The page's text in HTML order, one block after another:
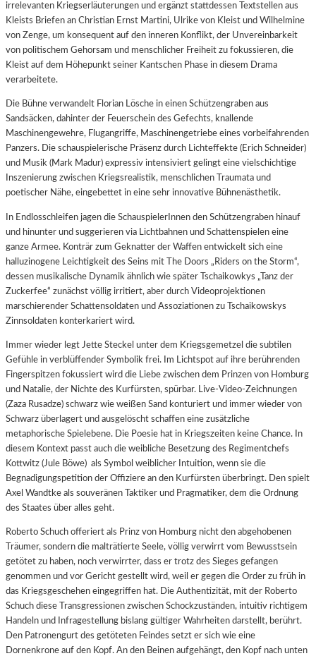
irrelevanten Kriegserläuterungen und ergänzt stattdessen Textstellen aus
Kleists Briefen an Christian Ernst Martini, Ulrike von Kleist und Wilhelmine
von Zenge, um konsequent auf den inneren Konflikt, der Unvereinbarkeit
von politischem Gehorsam und menschlicher Freiheit zu fokussieren, die
Kleist auf dem Höhepunkt seiner Kantschen Phase in diesem Drama
verarbeitete.
Die Bühne verwandelt Florian Lösche in einen Schützengraben aus
Sandsäcken, dahinter der Feuerschein des Gefechts, knallende
Maschinengewehre, Flugangriffe, Maschinengetriebe eines vorbeifahrenden
Panzers. Die schauspielerische Präsenz durch Lichteffekte (Erich Schneider)
und Musik (Mark Madur) expressiv intensiviert gelingt eine vielschichtige
Inszenierung zwischen Kriegsrealistik, menschlichen Traumata und
poetischer Nähe, eingebettet in eine sehr innovative Bühnenästhetik.
In Endlosschleifen jagen die SchauspielerInnen den Schützengraben hinauf
und hinunter und suggerieren via Lichtbahnen und Schattenspielen eine
ganze Armee. Konträr zum Geknatter der Waffen entwickelt sich eine
halluzinogene Leichtigkeit des Seins mit The Doors „Riders on the Storm“,
dessen musikalische Dynamik ähnlich wie später Tschaikowkys „Tanz der
Zuckerfee“ zunächst völlig irritiert, aber durch Videoprojektionen
marschierender Schattensoldaten und Assoziationen zu Tschaikowskys
Zinnsoldaten konterkariert wird.
Immer wieder legt Jette Steckel unter dem Kriegsgemetzel die subtilen
Gefühle in verblüffender Symbolik frei. Im Lichtspot auf ihre berührenden
Fingerspitzen fokussiert wird die Liebe zwischen dem Prinzen von Homburg
und Natalie, der Nichte des Kurfürsten, spürbar. Live-Video-Zeichnungen
(Zaza Rusadze) schwarz wie weißen Sand konturiert und immer wieder von
Schwarz überlagert und ausgelöscht schaffen eine zusätzliche
metaphorische Spielebene. Die Poesie hat in Kriegszeiten keine Chance. In
diesem Kontext passt auch die weibliche Besetzung des Regimentchefs
Kottwitz (Jule Böwe) als Symbol weiblicher Intuition, wenn sie die
Begnadigungspetition der Offiziere an den Kurfürsten überbringt. Den spielt
Axel Wandtke als souveränen Taktiker und Pragmatiker, dem die Ordnung
des Staates über alles geht.
Roberto Schuch offeriert als Prinz von Homburg nicht den abgehobenen
Träumer, sondern die malträtierte Seele, völlig verwirrt vom Bewusstsein
getötet zu haben, noch verwirrter, dass er trotz des Sieges gefangen
genommen und vor Gericht gestellt wird, weil er gegen die Order zu früh in
das Kriegsgeschehen eingegriffen hat. Die Authentizität, mit der Roberto
Schuch diese Transgressionen zwischen Schockzuständen, intuitiv richtigem
Handeln und Infragestellung bislang gültiger Wahrheiten darstellt, berührt.
Den Patronengurt des getöteten Feindes setzt er sich wie eine
Dornenkrone auf den Kopf. An den Beinen aufgehängt, den Kopf nach unten